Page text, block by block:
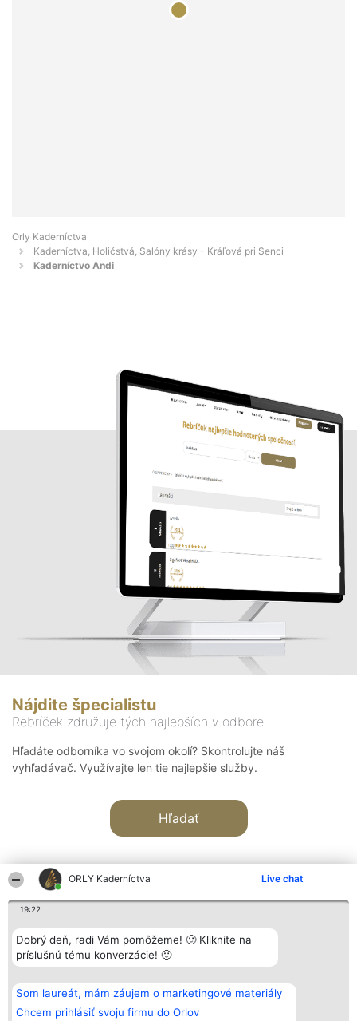
ORLY Kaderníctva Live chat
19:22
Dobrý deň, radi Vám pomôžeme! 🙂 Kliknite na
príslušnú tému konverzácie! 🙂
Som laureát, mám záujem o marketingové materiály
Chcem prihlásiť svoju firmu do Orlov
Orly Kaderníctva
Kaderníctva, Holičstvá, Salóny krásy - Kráľová pri Senci
Kaderníctvo Andi
Nájdite špecialistu
Rebríček združuje tých najlepších v odbore
Hľadáte odborníka vo svojom okolí? Skontrolujte náš
vyhľadávač. Využívajte len tie najlepšie služby.
Hľadať
Organizátor hodnotenia
Bright Side Solutions sp. z o.
o. sp. k.
Wrocław 50-079
KRS 0000749100 | Regon
381313360 | NIP 8943132676
+48 508 492 400
Hodnotenie
Laureáti
Lista
Laureatów
Podmienky
Obchodné
podmienky
Kontakt
Kontakt